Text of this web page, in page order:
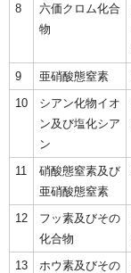
8
六価クロム化合
物
9 亜硝酸態窒素
10
シアン化物イオ
ン及び塩化シア
ン
11
硝酸態窒素及び
亜硝酸態窒素
12
フッ素及びその
化合物
13
ホウ素及びその